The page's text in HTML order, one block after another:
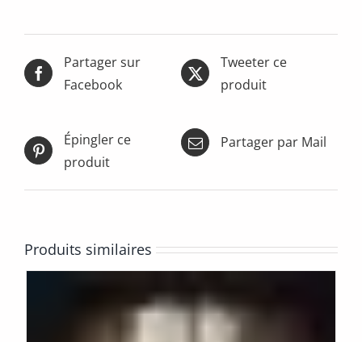
Partager sur
Facebook
Tweeter ce
produit
Épingler ce
produit
Partager par Mail
Produits similaires